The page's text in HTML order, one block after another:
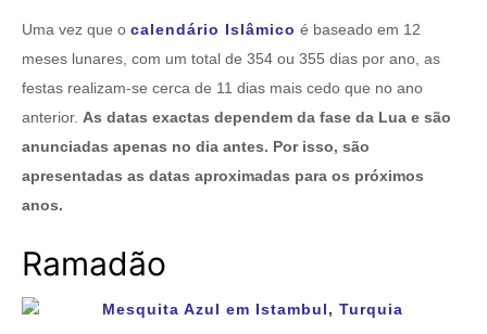
Uma vez que o calendário Islâmico é baseado em 12
meses lunares, com um total de 354 ou 355 dias por ano, as
festas realizam-se cerca de 11 dias mais cedo que no ano
anterior. As datas exactas dependem da fase da Lua e são
anunciadas apenas no dia antes. Por isso, são
apresentadas as datas aproximadas para os próximos
anos.
Ramadão